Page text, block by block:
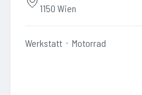
1150 Wien
Werkstatt Motorrad